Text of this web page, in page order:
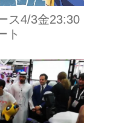
ス4/3金23:30
ト